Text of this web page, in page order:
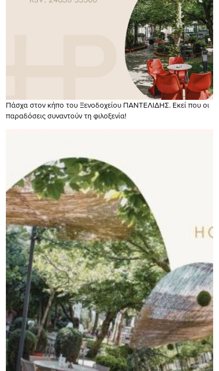
Πάσχα στον κήπο του Ξενοδοχείου ΠΑΝΤΕΛΙΔΗΣ. Εκεί που οι
παραδόσεις συναντούν τη φιλοξενία!